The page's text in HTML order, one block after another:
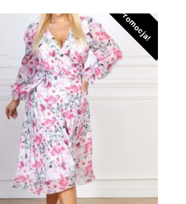
Promocja!